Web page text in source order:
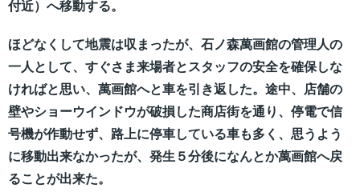
付近）へ移動する。
ほどなくして地震は収まったが、石ノ森萬画館の管理人の
一人として、すぐさま来場者とスタッフの安全を確保しな
ければと思い、萬画館へと車を引き返した。途中、店舗の
壁やショーウインドウが破損した商店街を通り、停電で信
号機が作動せず、路上に停車している車も多く、思うよう
に移動出来なかったが、発生５分後になんとか萬画館へ戻
ることが出来た。